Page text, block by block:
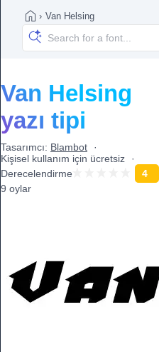
› Van Helsing
Van Helsing
yazı tipi
Tasarımcı: Blambot
Kişisel kullanım için ücretsiz
Derecelendirme
4
9 oylar